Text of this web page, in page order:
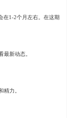
在1-2个月左右。在这期
最新动态。
精力。